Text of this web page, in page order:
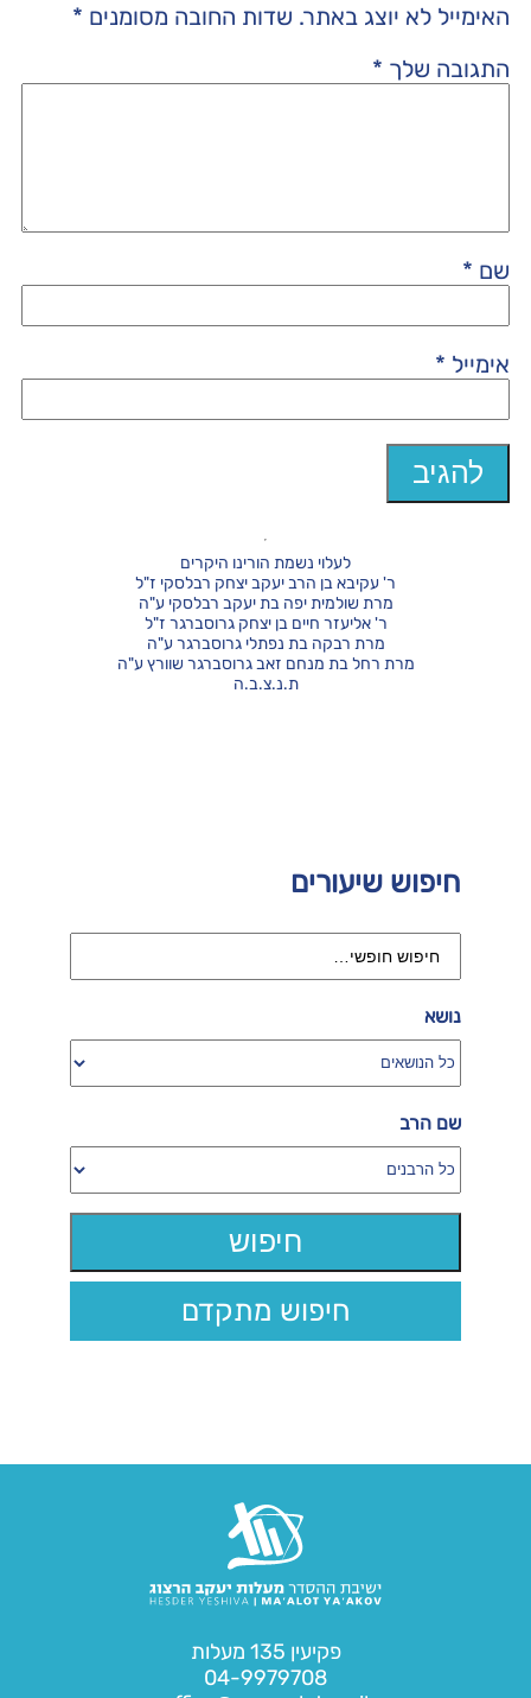
האימייל לא יוצג באתר. שדות החובה מסומנים *
התגובה שלך *
שם *
אימייל *
חיפוש שיעורים
נושא
שם הרב
חיפוש מתקדם
לעלוי נשמת הורינו היקרים
ר' עקיבא בן הרב יעקב יצחק רבלסקי ז"ל
מרת שולמית יפה בת יעקב רבלסקי ע"ה
ר' אליעזר חיים בן יצחק גרוסברגר ז"ל
מרת רבקה בת נפתלי גרוסברגר ע"ה
מרת רחל בת מנחם זאב גרוסברגר שוורץ ע"ה
ת.נ.צ.ב.ה
פקיעין 135 מעלות
04-9979708